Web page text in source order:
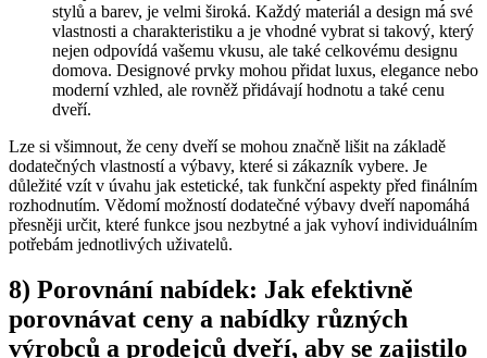
stylů a barev, je velmi široká. Každý materiál a design má své
vlastnosti a charakteristiku a je vhodné vybrat si takový, který
nejen odpovídá vašemu vkusu, ale také celkovému designu
domova. Designové prvky mohou přidat luxus, elegance nebo
moderní vzhled, ale rovněž přidávají hodnotu a také cenu
dveří.
Lze si všimnout, že ceny dveří se mohou značně lišit na základě
dodatečných vlastností a výbavy, které si zákazník vybere. Je
důležité vzít v úvahu jak estetické, tak funkční aspekty před finálním
rozhodnutím. Vědomí možností dodatečné výbavy dveří napomáhá
přesněji určit, které funkce jsou nezbytné a jak vyhoví individuálním
potřebám jednotlivých uživatelů.
8) Porovnání nabídek: Jak efektivně
porovnávat ceny a nabídky různých
výrobců a prodejců dveří, aby se zajistilo